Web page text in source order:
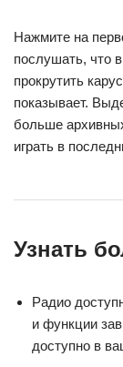
Нажмите на
послушать, что
прокрутить
показывает.
больше
играть в
Узнать
Радио
и функции
доступно в